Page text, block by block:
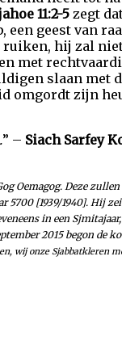
11:2-5 zegt
geest van
hij zal
met
slaan met
omgordt zijn
” – Siach Sarfey
Oemagog. Deze
5700 [1939/1940]. Hij
in een
2015 begon de
wij onze Sjabbatkleren